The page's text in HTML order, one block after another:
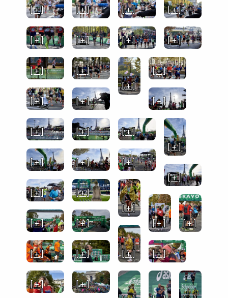
[ + ] [ + ] [ + ] [ + ]
[ + ] [ + ] [ + ] [ + ]
[ + ]
[ + ]
[ + ]
[ + ]
[ + ] [ + ] [ + ]
[ + ] [ + ]
[ + ]
[ + ]
[ + ]
[ + ]
[ + ]
[ + ]
[ + ]
[ + ]
[ + ]
[ + ]
[ + ] [ + ]
[ + ]
[ + ]
[ + ]
[ + ] [ + ]
[ + ]
[ + ]